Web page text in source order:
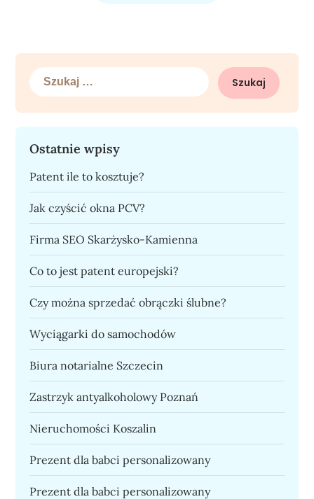
Szukaj:
Ostatnie wpisy
Patent ile to kosztuje?
Jak czyścić okna PCV?
Firma SEO Skarżysko-Kamienna
Co to jest patent europejski?
Czy można sprzedać obrączki ślubne?
Wyciągarki do samochodów
Biura notarialne Szczecin
Zastrzyk antyalkoholowy Poznań
Nieruchomości Koszalin
Prezent dla babci personalizowany
Prezent dla babci personalizowany